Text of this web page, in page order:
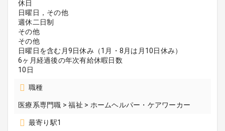
休日
日曜日，その他
週休二日制
その他
その他
日曜日を含む月9日休み（1月・8月は月10日休み）
6ヶ月経過後の年次有給休暇日数
10日
職種
医療系専門職 > 福祉 > ホームヘルパー・ケアワーカー
最寄り駅1